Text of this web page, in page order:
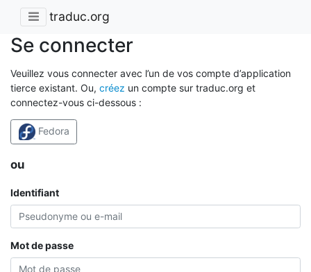
traduc.org
Se connecter
Veuillez vous connecter avec l’un de vos compte d’application
tierce existant. Ou, créez un compte sur traduc.org et
connectez-vous ci-dessous :
Fedora
ou
Identifiant
Mot de passe